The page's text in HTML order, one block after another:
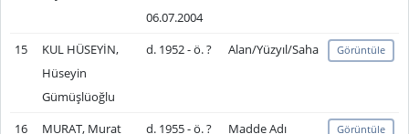
06.07.2004
15
KUL HÜSEYİN,
Hüseyin
Gümüşlüoğlu
d. 1952 - ö. ? Alan/Yüzyıl/Saha Görüntüle
16 MURAT, Murat d. 1955 - ö. ? Madde Adı Görüntüle